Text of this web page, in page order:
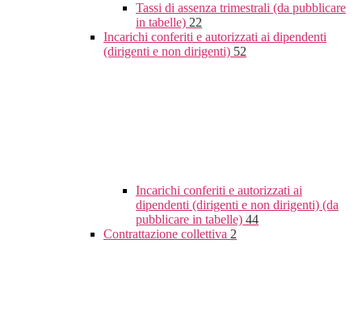
Tassi di assenza trimestrali (da pubblicare
in tabelle) 22
Incarichi conferiti e autorizzati ai dipendenti
(dirigenti e non dirigenti) 52
Incarichi conferiti e autorizzati ai
dipendenti (dirigenti e non dirigenti) (da
pubblicare in tabelle) 44
Contrattazione collettiva 2